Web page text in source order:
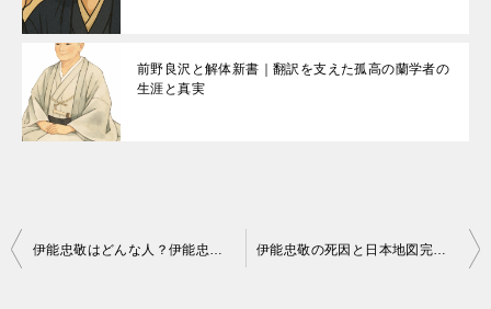
前野良沢と解体新書｜翻訳を支えた孤高の蘭学者の
生涯と真実
投